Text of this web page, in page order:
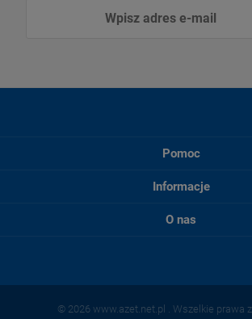
Pomoc
Informacje
O nas
© 2026 www.azet.net.pl . Wszelkie prawa